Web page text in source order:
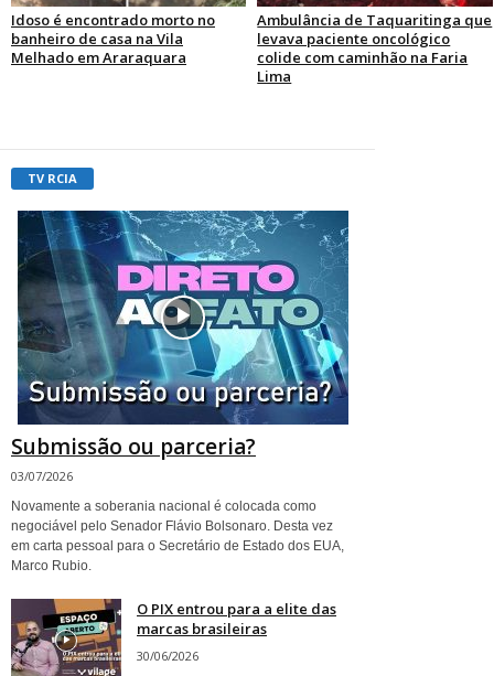
Idoso é encontrado morto no
banheiro de casa na Vila
Melhado em Araraquara
Ambulância de Taquaritinga que
levava paciente oncológico
colide com caminhão na Faria
Lima
TV RCIA
Submissão ou parceria?
03/07/2026
Novamente a soberania nacional é colocada como
negociável pelo Senador Flávio Bolsonaro. Desta vez
em carta pessoal para o Secretário de Estado dos EUA,
Marco Rubio.
O PIX entrou para a elite das
marcas brasileiras
30/06/2026